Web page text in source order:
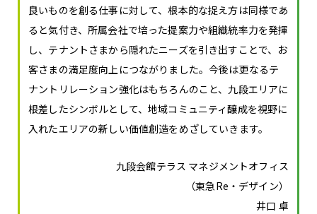
良いものを創る仕事に対して、根本的な捉え方は同様であ
ると気付き、所属会社で培った提案力や組織統率力を発揮
し、テナントさまから隠れたニーズを引き出すことで、お
客さまの満足度向上につながりました。今後は更なるテ
ナントリレーション強化はもちろんのこと、九段エリアに
根差したシンボルとして、地域コミュニティ醸成を視野に
入れたエリアの新しい価値創造をめざしていきます。
九段会館テラス マネジメントオフィス
（東急Re・デザイン）
井口 卓